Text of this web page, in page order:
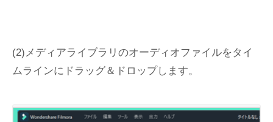
(2)メディアライブラリのオーディオファイルをタイ
ムラインにドラッグ＆ドロップします。